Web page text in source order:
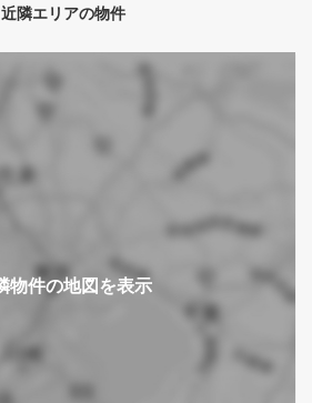
近隣エリアの物件